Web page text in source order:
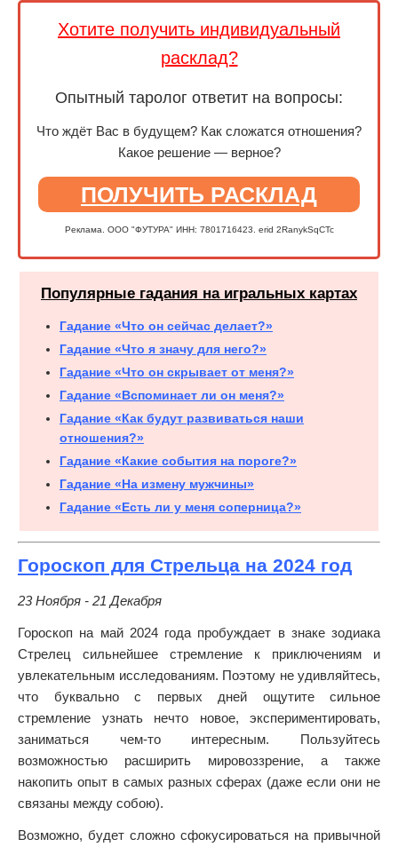
Хотите получить индивидуальный
расклад?
Опытный таролог ответит на вопросы:
Что ждёт Вас в будущем? Как сложатся отношения?
Какое решение — верное?
ПОЛУЧИТЬ РАСКЛАД
Реклама. ООО "ФУТУРА" ИНН: 7801716423. erid 2RanykSqCTc
Популярные гадания на игральных картах
Гадание «Что он сейчас делает?»
Гадание «Что я значу для него?»
Гадание «Что он скрывает от меня?»
Гадание «Вспоминает ли он меня?»
Гадание «Как будут развиваться наши
отношения?»
Гадание «Какие события на пороге?»
Гадание «На измену мужчины»
Гадание «Есть ли у меня соперница?»
Гороскоп для Стрельца на 2024 год
23 Ноября - 21 Декабря
Гороскоп на май 2024 года пробуждает в знаке зодиака
Стрелец сильнейшее стремление к приключениям и
увлекательным исследованиям. Поэтому не удивляйтесь,
что буквально с первых дней ощутите сильное
стремление узнать нечто новое, экспериментировать,
заниматься чем-то интересным. Пользуйтесь
возможностью расширить мировоззрение, а также
накопить опыт в самых разных сферах (даже если они не
связаны между собою).
Возможно, будет сложно сфокусироваться на привычной